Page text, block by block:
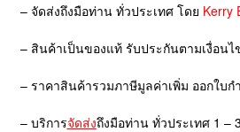
– จัดส่งถึงมือท่าน ทั่วประเทศ โดย Kerry
– สินค้าเป็นของแท้ รับประกันตามเงื่อนไ
– ราคาสินค้ารวมภาษีมูลค่าเพิ่ม ออกใบก
– บริการจัดส่งถึงมือท่าน ทั่วประเทศ 1 –